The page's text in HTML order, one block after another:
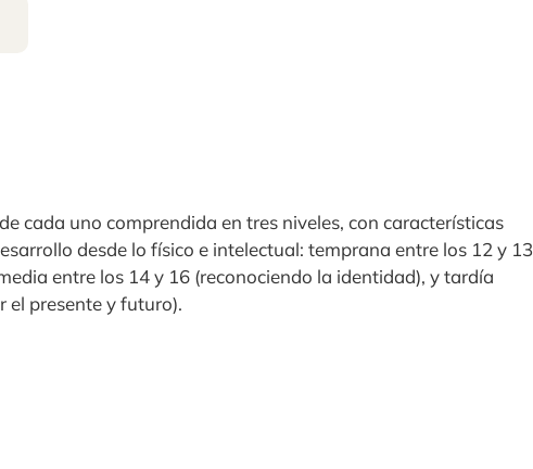
cada uno comprendida en tres niveles, con características
desde lo físico e intelectual: temprana entre los 12 y 13
entre los 14 y 16 (reconociendo la identidad), y tardía
el presente y futuro).